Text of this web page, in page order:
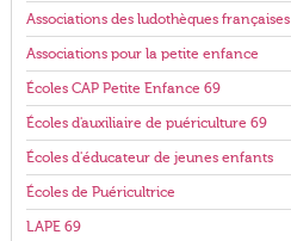
Associations des ludothèques françaises
Associations pour la petite enfance
Écoles CAP Petite Enfance 69
Écoles d'auxiliaire de puériculture 69
Écoles d'éducateur de jeunes enfants
Écoles de Puéricultrice
LAPE 69